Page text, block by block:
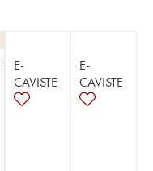
E-
CAVISTE
E-
CAVISTE